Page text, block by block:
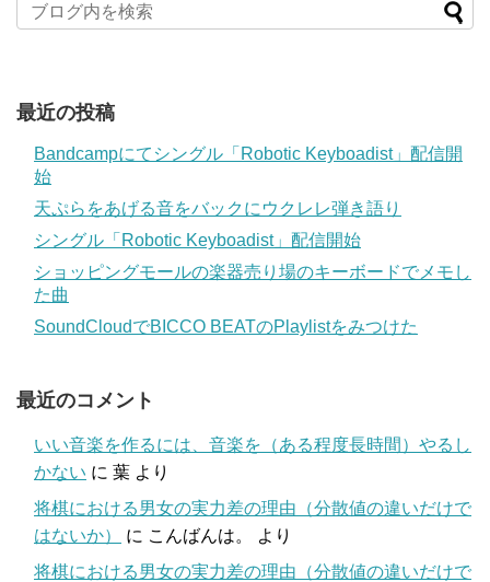
最近の投稿
Bandcampにてシングル「Robotic Keyboadist」配信開
始
天ぷらをあげる音をバックにウクレレ弾き語り
シングル「Robotic Keyboadist」配信開始
ショッピングモールの楽器売り場のキーボードでメモし
た曲
SoundCloudでBICCO BEATのPlaylistをみつけた
最近のコメント
いい音楽を作るには、音楽を（ある程度長時間）やるし
かない に 葉 より
将棋における男女の実力差の理由（分散値の違いだけで
はないか）
に こんばんは。
より
将棋における男女の実力差の理由（分散値の違いだけで